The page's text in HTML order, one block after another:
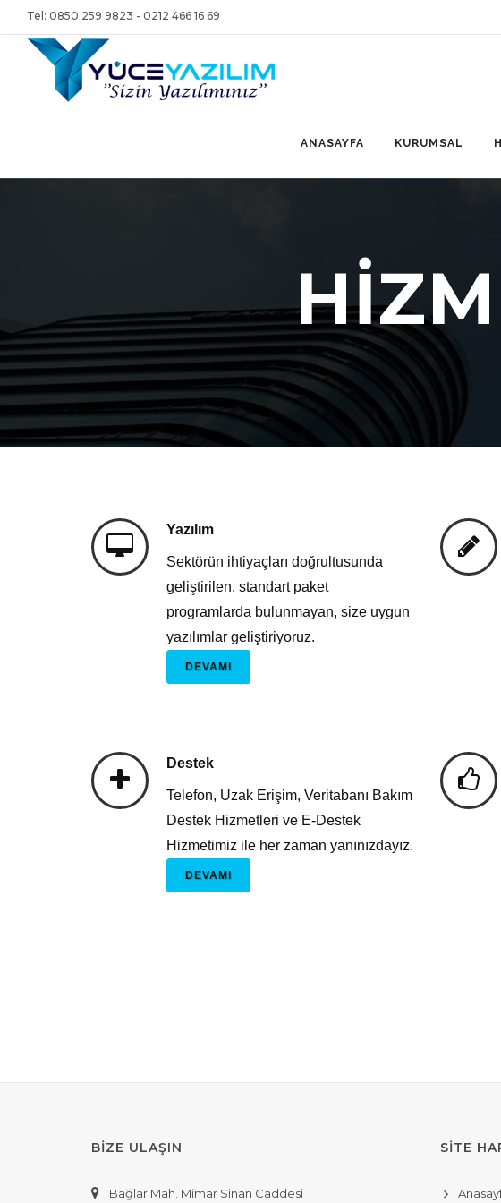
Tel: 0850 259 9823 - 0212 466 16 69
ANASAYFA KURUMSAL
Yazılım
Sektörün ihtiyaçları doğrultusunda
geliştirilen, standart paket
programlarda bulunmayan, size uygun
yazılımlar geliştiriyoruz.
DEVAMI
Destek
Telefon, Uzak Erişim, Veritabanı Bakım
Destek Hizmetleri ve E-Destek
Hizmetimiz ile her zaman yanınızdayız.
DEVAMI
BİZE ULAŞIN
Bağlar Mah. Mimar Sinan Caddesi
SİTE